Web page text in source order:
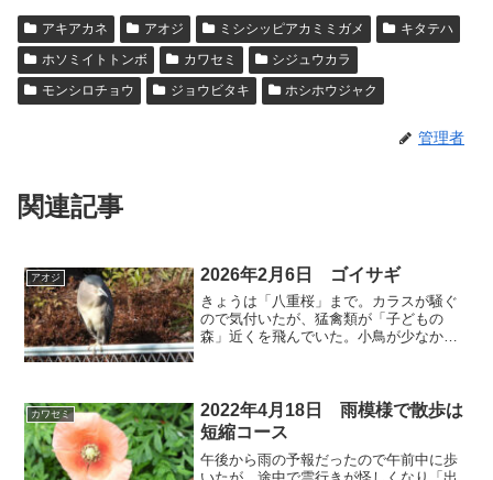
アキアカネ アオジ ミシシッピアカミミガメ
キタテハ
ホソミイトトンボ
カワセミ
シジュウカラ
モンシロチョウ
ジョウビタキ ホシホウジャク
管理者
関連記事
アオジ 2026年2月6日 ゴイサギ
きょうは「八重桜」まで。カラスが騒ぐ
ので気付いたが、猛禽類が「子どもの
森」近くを飛んでいた。小鳥が少なかっ
しか離れていない場...
カワセミ
2022年4月18日 雨模様で散歩は
短縮コース
午後から雨の予報だったので午前中に歩